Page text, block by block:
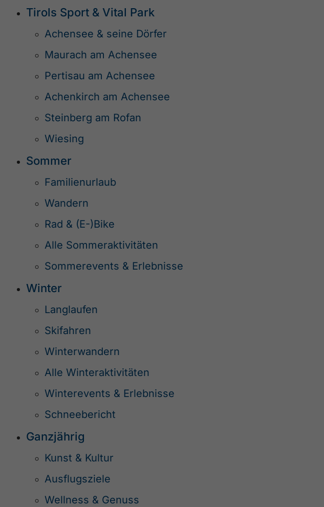
Tirols Sport & Vital Park
Achensee & seine Dörfer
Maurach am Achensee
Pertisau am Achensee
Achenkirch am Achensee
Steinberg am Rofan
Wiesing
Sommer
Familienurlaub
Wandern
Rad & (E-)Bike
Alle Sommeraktivitäten
Sommerevents & Erlebnisse
Winter
Langlaufen
Skifahren
Winterwandern
Alle Winteraktivitäten
Winterevents & Erlebnisse
Schneebericht
Ganzjährig
Kunst & Kultur
Ausflugsziele
Wellness & Genuss